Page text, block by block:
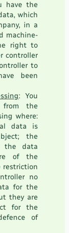
have the
which
in a
machine-
right to
controller
to
been
: You
the
where:
data is
the
the data
of the
restriction
no
for the
they are
for the
of